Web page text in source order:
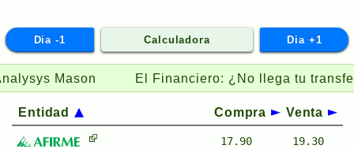
Dia -1 Calculadora Dia +1
Mason El Financiero:¿No llega tu
Entidad Compra Venta
17.90 19.30